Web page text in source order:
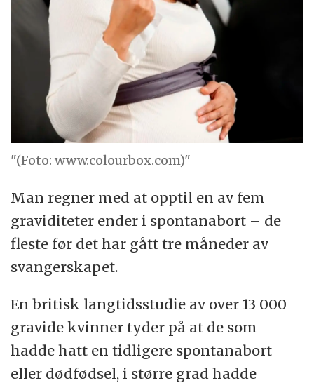
"(Foto: www.colourbox.com)"
Man regner med at opptil en av fem
graviditeter ender i spontanabort – de
fleste før det har gått tre måneder av
svangerskapet.
En britisk langtidsstudie av over 13 000
gravide kvinner tyder på at de som
hadde hatt en tidligere spontanabort
eller dødfødsel, i større grad hadde